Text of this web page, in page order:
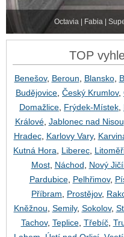
Octavia | Fabia |
TOP
Benešov, Beroun Blansko,
Budějovice Český Krumlov,
Domažlice Frýdek-Místek
Králové, Jablonec nad Nisou
Hradec, Karlovy Vary,
Kutná Hora
Liberec
Most, Náchod Nový
Pardubice, Pelhřimov,
Příbram
Prostějov,
Kněžnou Semily, Sokolov,
Tachov, Teplice, Třebíč,